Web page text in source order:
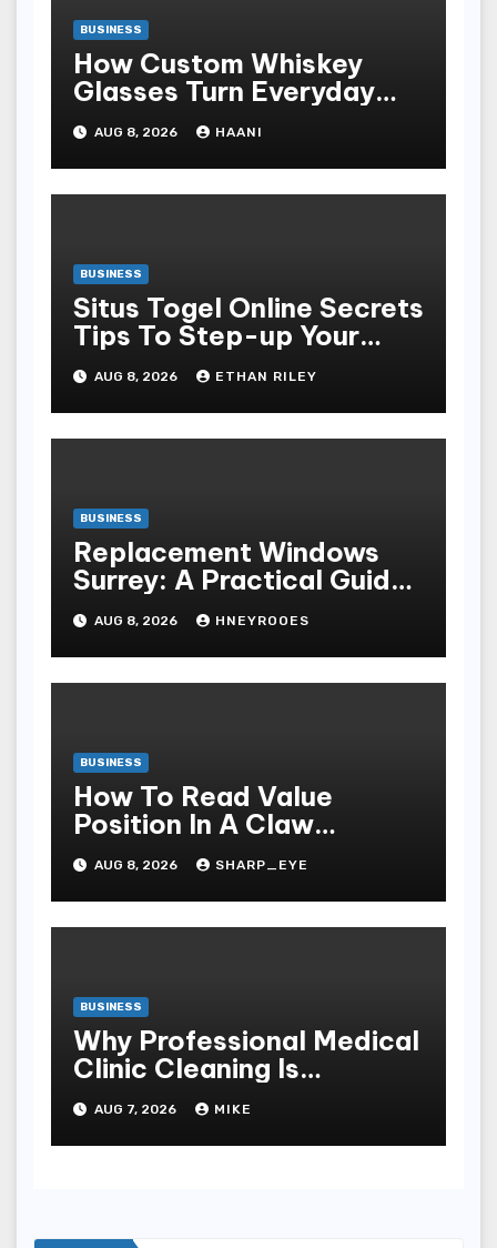
BUSINESS
How Custom Whiskey
Glasses Turn Everyday
Moments Into Something
Special
AUG 8, 2026 HAANI
BUSINESS
Situs Togel Online Secrets
Tips To Step-up Your
Odds Instantly
AUG 8, 2026 ETHAN RILEY
BUSINESS
Replacement Windows
Surrey: A Practical Guide
to Choosing Better Home
Windows
AUG 8, 2026 HNEYROOES
BUSINESS
How To Read Value
Position In A Claw
Machine
AUG 8, 2026 SHARP_EYE
BUSINESS
Why Professional Medical
Clinic Cleaning Is
Essential for Patient
Safety
AUG 7, 2026 MIKE